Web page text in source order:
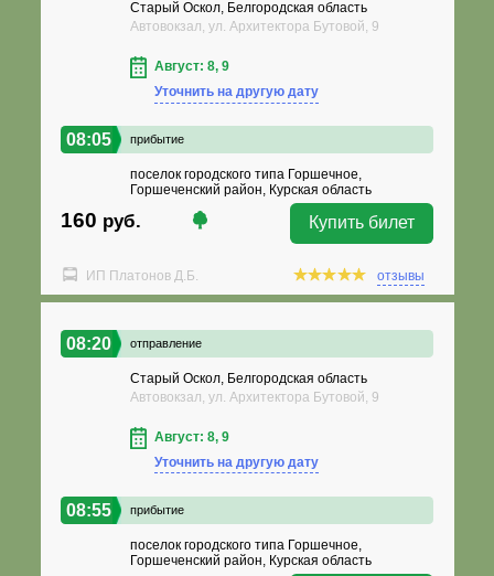
Старый Оскол, Белгородская область
Автовокзал, ул. Архитектора Бутовой, 9
Август: 8, 9
Уточнить на другую дату
08:05 прибытие
поселок городского типа Горшечное,
Горшеченский район, Курская область
160 руб. Купить билет
ИП Платонов Д.Б. отзывы
08:20 отправление
Старый Оскол, Белгородская область
Автовокзал, ул. Архитектора Бутовой, 9
Август: 8, 9
Уточнить на другую дату
08:55 прибытие
поселок городского типа Горшечное,
Горшеченский район, Курская область